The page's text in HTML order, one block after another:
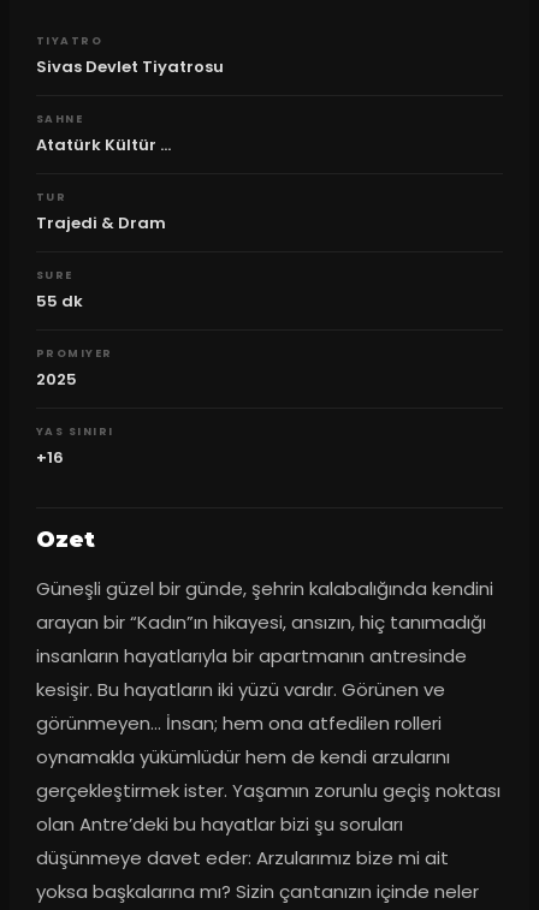
TIYATRO
Sivas Devlet Tiyatrosu
SAHNE
Atatürk Kültür ...
TUR
Trajedi & Dram
SURE
55 dk
PROMIYER
2025
YAS SINIRI
+16
Ozet
Güneşli güzel bir günde, şehrin kalabalığında kendini
arayan bir “Kadın”ın hikayesi, ansızın, hiç tanımadığı
insanların hayatlarıyla bir apartmanın antresinde
kesişir. Bu hayatların iki yüzü vardır. Görünen ve
görünmeyen… İnsan; hem ona atfedilen rolleri
oynamakla yükümlüdür hem de kendi arzularını
gerçekleştirmek ister. Yaşamın zorunlu geçiş noktası
olan Antre’deki bu hayatlar bizi şu soruları
düşünmeye davet eder: Arzularımız bize mi ait
yoksa başkalarına mı? Sizin çantanızın içinde neler